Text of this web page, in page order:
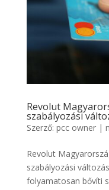
Revolut
szabályozási
Szerző: pcc owner|
Revolut
szabályozási
folyamatosan bővíti